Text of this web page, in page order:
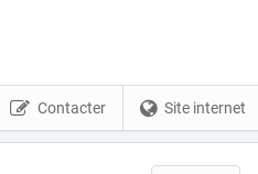
Site internet
Contacter